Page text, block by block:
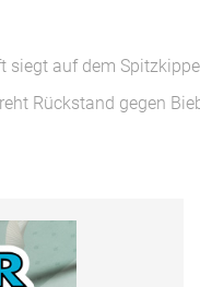
siegt auf dem
Rückstand gegen